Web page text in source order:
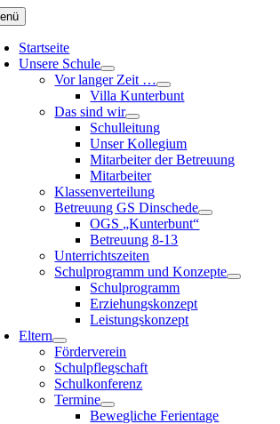
Zum
Inhalt
springen
Startseite
Unsere Schule
Vor langer Zeit …
Villa Kunterbunt
Das sind wir
Schulleitung
Unser Kollegium
Mitarbeiter der Betreuung
Mitarbeiter
Klassenverteilung
Betreuung GS Dinschede
OGS „Kunterbunt“
Betreuung 8-13
Unterrichtszeiten
Schulprogramm und Konzepte
Schulprogramm
Erziehungskonzept
Leistungskonzept
Eltern
Förderverein
Schulpflegschaft
Schulkonferenz
Termine
Bewegliche Ferientage